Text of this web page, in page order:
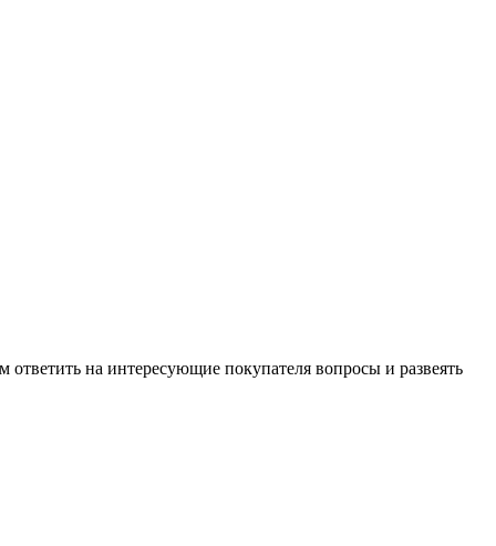
на интересующие покупателя вопросы и развеять